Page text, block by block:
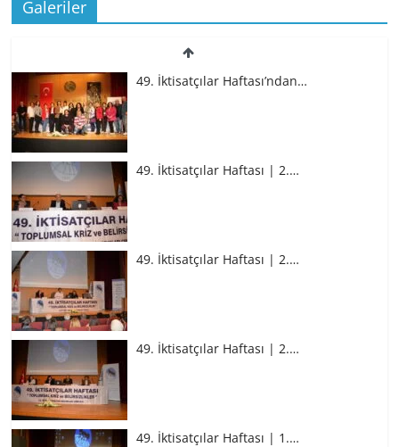
Galeriler
49. İktisatçılar Haftası’ndan…
49. İktisatçılar Haftası | 2.…
49. İktisatçılar Haftası | 2.…
49. İktisatçılar Haftası | 2.…
49. İktisatçılar Haftası | 1.…